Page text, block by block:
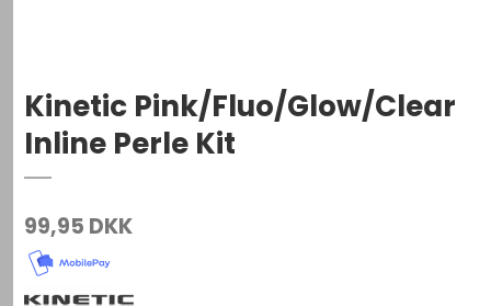
Kinetic Pink/Fluo/Glow/Clear
Inline Perle Kit
99,95 DKK